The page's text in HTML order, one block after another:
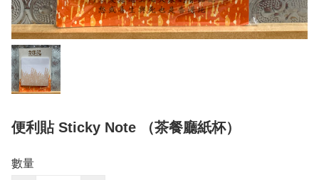
便利貼 Sticky Note （茶餐廳紙杯）
數量